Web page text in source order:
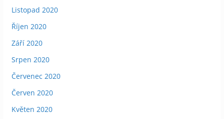
Listopad 2020
Říjen 2020
Září 2020
Srpen 2020
Červenec 2020
Červen 2020
Květen 2020